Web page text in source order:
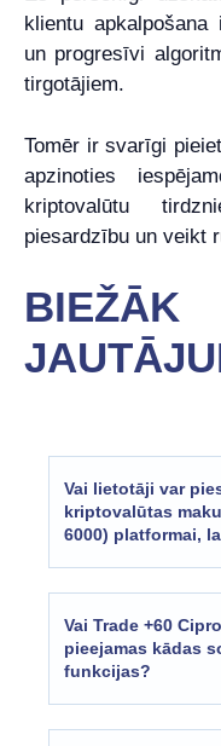
klientu
un progresīvi
tirgotājiem.
Tomēr ir svarīgi
apzinoties
kriptovalūtu
piesardzību un veikt
Vai lietotāji var
kriptovalūtas
6000) platformai,
Vai Trade +60
pieejamas kādas
funkcijas?